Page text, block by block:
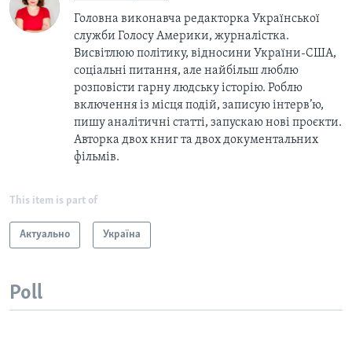
Головна виконавча редакторка Української
служби Голосу Америки, журналістка.
Висвітлюю політику, відносини України-США,
соціальні питання, але найбільш люблю
розповісти гарну людську історію. Роблю
включення із місця подій, записую інтерв’ю,
пишу аналітичні статті, запускаю нові проєкти.
Авторка двох книг та двох документальних
фільмів.
This item is part of
Актуально Україна
Poll